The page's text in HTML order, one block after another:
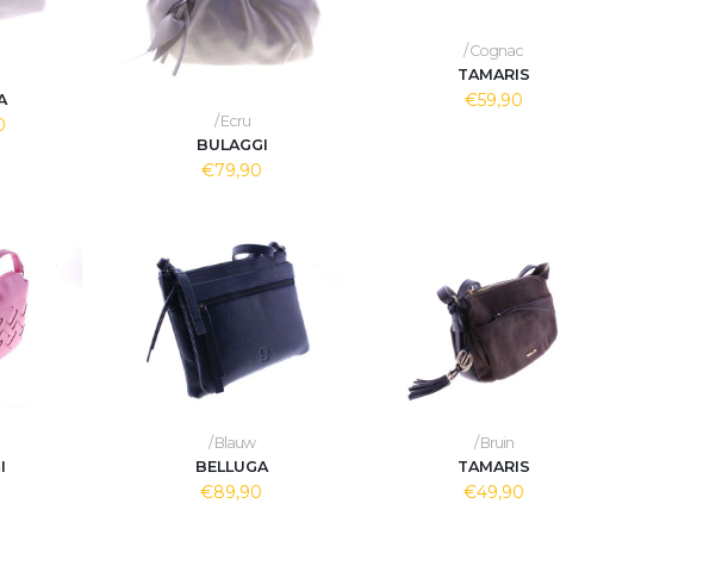
/ Ecru
BULAGGI
€79,90
/ Cognac
TAMARIS
€59,90
/ Blauw
BELLUGA
€89,90
/ Bruin
TAMARIS
€49,90